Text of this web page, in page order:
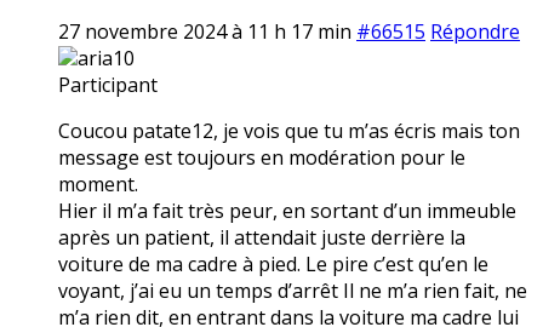
27 novembre 2024 à 11 h 17 min #66515 Répondre
aria10
Participant
Coucou patate12, je vois que tu m’as écris mais ton
message est toujours en modération pour le
moment.
Hier il m’a fait très peur, en sortant d’un immeuble
après un patient, il attendait juste derrière la
voiture de ma cadre à pied. Le pire c’est qu’en le
voyant, j’ai eu un temps d’arrêt Il ne m’a rien fait, ne
m’a rien dit, en entrant dans la voiture ma cadre lui